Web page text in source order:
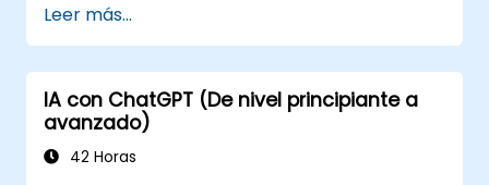
Leer más...
IA con ChatGPT (De nivel principiante a
avanzado)
42 Horas